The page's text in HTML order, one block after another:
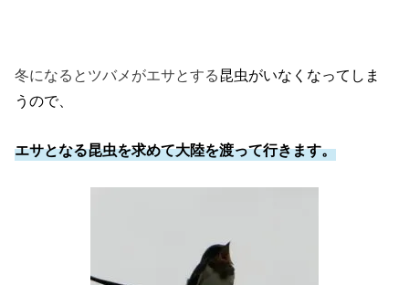
冬になるとツバメがエサとする昆虫がいなくなってしま
うので、
エサとなる昆虫を求めて大陸を渡って行きます。